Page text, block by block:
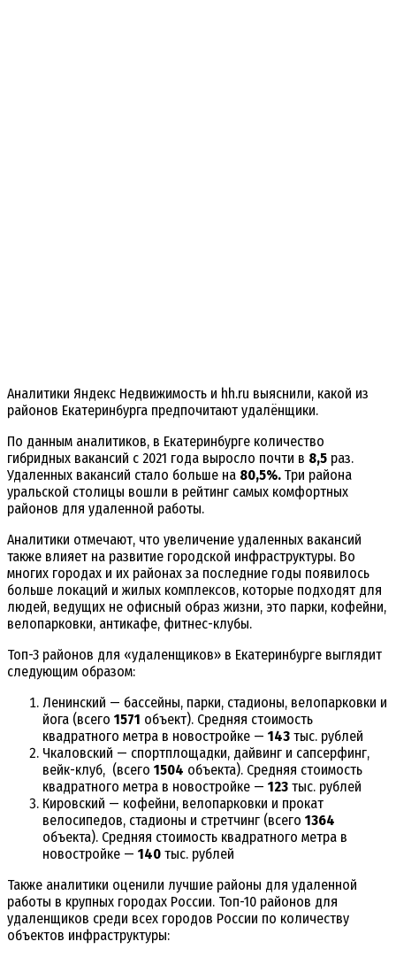
Аналитики Яндекс Недвижимость и hh.ru выяснили, какой из
районов Екатеринбурга предпочитают удалёнщики.
По данным аналитиков, в Екатеринбурге количество
гибридных вакансий с 2021 года выросло почти в 8,5 раз.
Удаленных вакансий стало больше на 80,5%. Три района
уральской столицы вошли в рейтинг самых комфортных
районов для удаленной работы.
Аналитики отмечают, что увеличение удаленных вакансий
также влияет на развитие городской инфраструктуры. Во
многих городах и их районах за последние годы появилось
больше локаций и жилых комплексов, которые подходят для
людей, ведущих не офисный образ жизни, это парки, кофейни,
велопарковки, антикафе, фитнес-клубы.
Топ-3 районов для «удаленщиков» в Екатеринбурге выглядит
следующим образом:
Ленинский — бассейны, парки, стадионы, велопарковки и
йога (всего 1571 объект). Средняя стоимость
квадратного метра в новостройке — 143 тыс. рублей
Чкаловский — спортплощадки, дайвинг и сапсерфинг,
вейк-клуб, (всего 1504 объекта). Средняя стоимость
квадратного метра в новостройке — 123 тыс. рублей
Кировский — кофейни, велопарковки и прокат
велосипедов, стадионы и стретчинг (всего 1364
объекта). Средняя стоимость квадратного метра в
новостройке — 140 тыс. рублей
Также аналитики оценили лучшие районы для удаленной
работы в крупных городах России. Топ-10 районов для
удаленщиков среди всех городов России по количеству
объектов инфраструктуры: